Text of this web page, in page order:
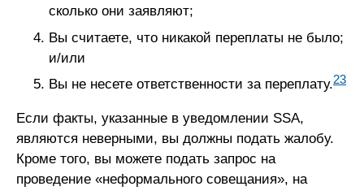
сколько они заявляют;
Вы считаете, что никакой переплаты не было;
и/или
Вы не несете ответственности за переплату.23
Если факты, указанные в уведомлении SSA,
являются неверными, вы должны подать жалобу.
Кроме того, вы можете подать запрос на
проведение «неформального совещания», на